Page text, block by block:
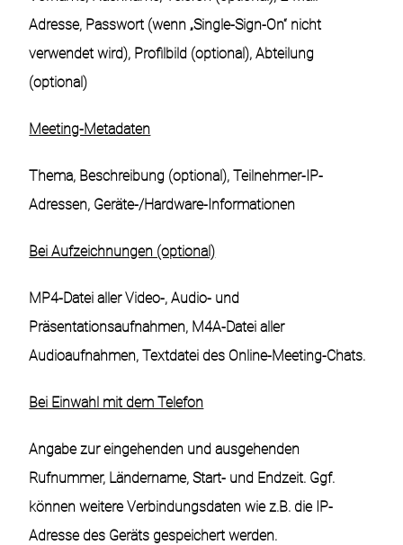
Adresse, Passwort (wenn „Single-Sign-On“ nicht
verwendet wird), Profilbild (optional), Abteilung
(optional)
Meeting-Metadaten
Thema, Beschreibung (optional), Teilnehmer-IP-
Adressen, Geräte-/Hardware-Informationen
Bei Aufzeichnungen (optional)
MP4-Datei aller Video-, Audio- und
Präsentationsaufnahmen, M4A-Datei aller
Audioaufnahmen, Textdatei des Online-Meeting-Chats.
Bei Einwahl mit dem Telefon
Angabe zur eingehenden und ausgehenden
Rufnummer, Ländername, Start- und Endzeit. Ggf.
können weitere Verbindungsdaten wie z.B. die IP-
Adresse des Geräts gespeichert werden.